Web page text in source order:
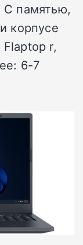
С памятью,
корпусе
r,
6-7